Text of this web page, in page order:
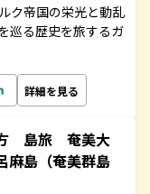
ク帝国の栄光と動乱
巡る歴史を旅するガ
詳細を見る
島旅 奄美大
島（奄美群島